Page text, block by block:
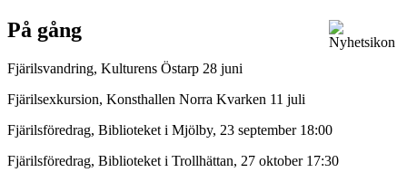
På gång
Fjärilsvandring, Kulturens Östarp 28 juni
Fjärilsexkursion, Konsthallen Norra Kvarken 11 juli
Fjärilsföredrag, Biblioteket i Mjölby, 23 september 18:00
Fjärilsföredrag, Biblioteket i Trollhättan, 27 oktober 17:30